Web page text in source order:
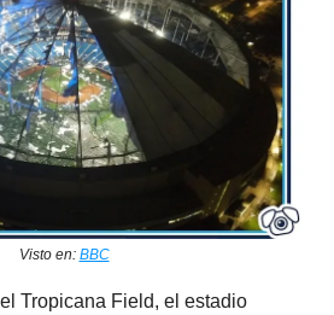
Visto en: BBC
Tropicana Field, el estadio